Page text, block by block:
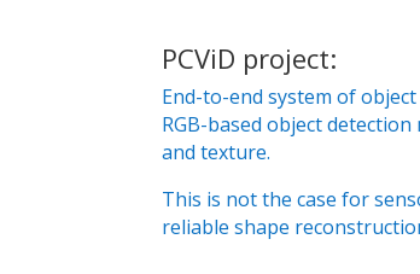
PCViD project:
End-to-end system of
RGB-based object
and texture.
This is not the case for
reliable shape